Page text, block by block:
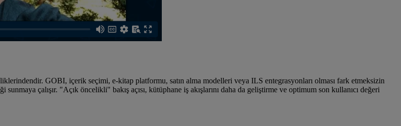
GOBI, içerik seçimi, e-kitap platformu, satın alma modelleri veya ILS entegrasyonları olması fark etmeksizin
çalışır. "Açık öncelikli" bakış açısı, kütüphane iş akışlarını daha da geliştirme ve optimum son kullanıcı değeri